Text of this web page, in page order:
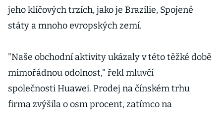
jeho klíčových trzích, jako je Brazílie, Spojené
státy a mnoho evropských zemí.
"Naše obchodní aktivity ukázaly v této těžké době
mimořádnou odolnost," řekl mluvčí
společnosti Huawei. Prodej na čínském trhu
firma zvýšila o osm procent, zatímco na